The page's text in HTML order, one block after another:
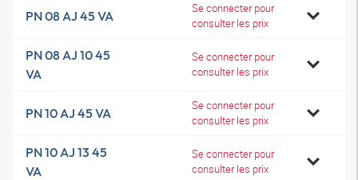
PN 08 AJ 45 VA
Se connecter pour
consulter les prix
PN 08 AJ 10 45
VA
Se connecter pour
consulter les prix
PN 10 AJ 45 VA
Se connecter pour
consulter les prix
PN 10 AJ 13 45
VA
Se connecter pour
consulter les prix